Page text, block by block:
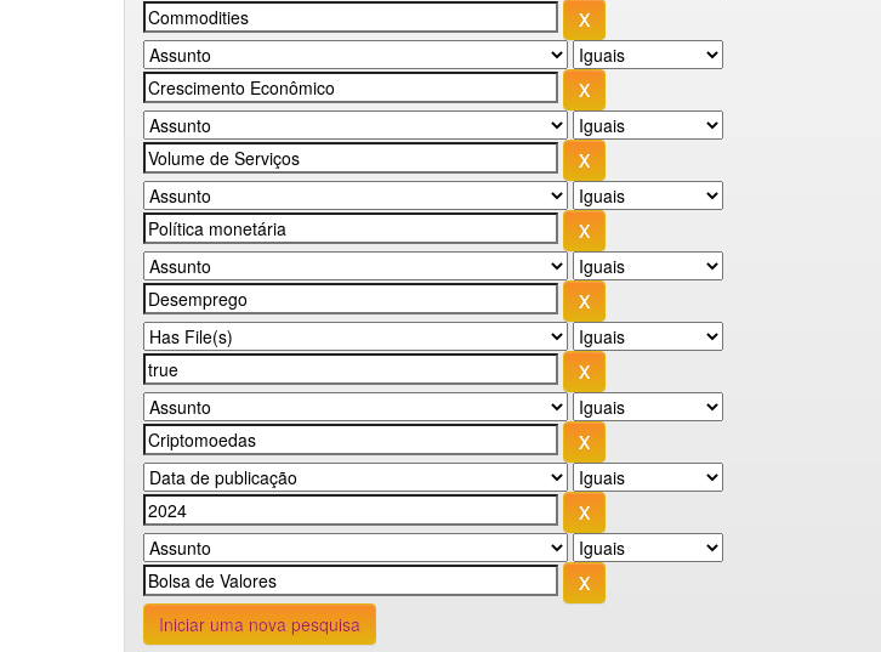
Iniciar uma nova pesquisa